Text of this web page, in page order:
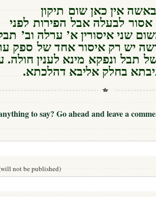
אין כאן שום תיקון
לבעלה אבל הפירות לפני
שני איסורין א’ ערלה וב’
יש רק איסור אחד של ספק
תבל ונפקא מינא לענין חולה.
בחלק אליבא דהלכתא.
to say? Go ahead and leave a
not be published)